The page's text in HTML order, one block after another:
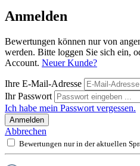
Anmelden
Bewertungen können nur von
werden. Bitte loggen Sie sich ein,
Account. Neuer Kunde?
Ihre E-Mail-Adresse
Ihr Passwort
Ich habe mein Passwort vergessen.
Anmelden
Abbrechen
Bewertungen nur in der aktuellen